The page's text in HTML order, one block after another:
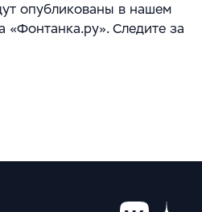
опубликованы в нашем
«Фонтанка.ру». Следите за